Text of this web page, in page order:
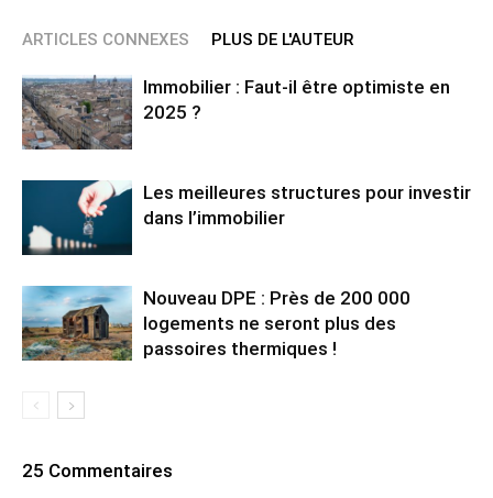
ARTICLES CONNEXES PLUS DE L'AUTEUR
Immobilier : Faut-il être optimiste en
2025 ?
Les meilleures structures pour investir
dans l’immobilier
Nouveau DPE : Près de 200 000
logements ne seront plus des
passoires thermiques !
25 Commentaires